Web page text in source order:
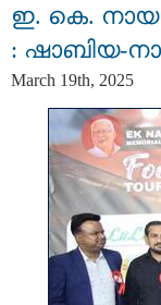
ഇ. കെ.
: ഷാബിയ-
March 19th, 2025